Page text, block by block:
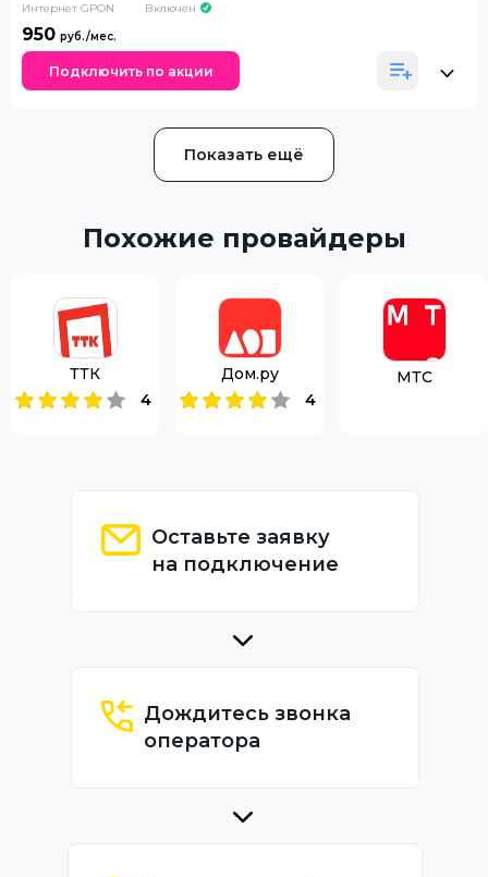
Интернет GPON
Включен
950
Подключить по акции
Показать ещё
Похожие провайдеры
ТТК
4
Дом.ру
4
МТС
Оставьте заявку
на подключение
Дождитесь звонка
оператора